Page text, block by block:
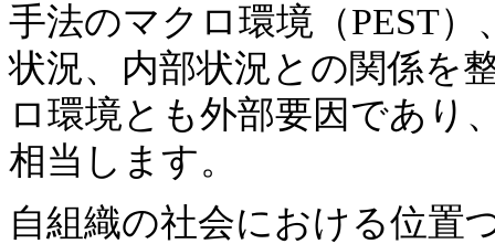
手法のマクロ環境（PEST）
状況、内部状況との関係を
ロ環境とも外部要因であり
相当します。
自組織の社会における位置